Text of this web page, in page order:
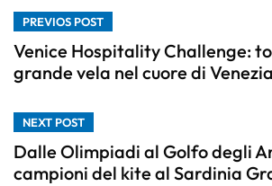
PREVIOS POST
Venice Hospitality Challenge:
grande vela nel cuore di Venezia
NEXT POST
Dalle Olimpiadi al Golfo degli
campioni del kite al Sardinia